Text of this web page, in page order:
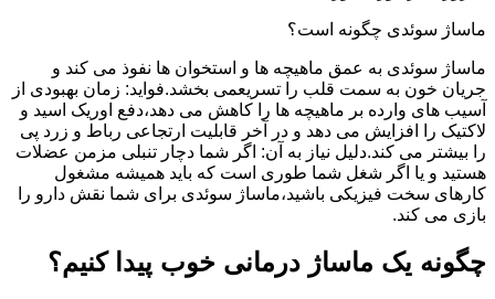
ماساژ سوئدی چگونه است؟
ماساژ سوئدی به عمق ماهیچه ها و استخوان ها نفوذ می کند و
جریان خون به سمت قلب را تسریعمی بخشد.فواید: زمان بهبودی از
آسیب های وارده بر ماهیچه ها را کاهش می دهد،دفع اوریک اسید و
لاکتیک را افزایش می دهد و در آخر قابلیت ارتجاعی رباط و زرد پی
را بیشتر می کند.دلیل نیاز به آن: اگر شما دچار تنبلی مزمن عضلات
هستید و یا اگر شغل شما طوری است که باید همیشه مشغول
کارهای سخت فیزیکی باشید،ماساژ سوئدی برای شما نقش دارو را
بازی می کند.
چگونه یک ماساژ درمانی خوب پیدا کنیم؟